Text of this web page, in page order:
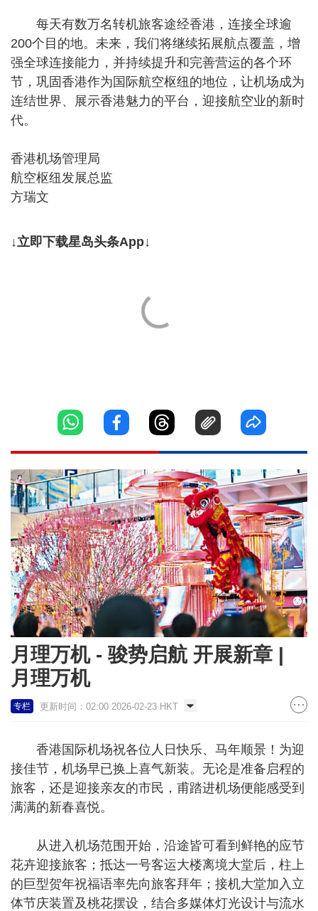
每天有数万名转机旅客途经香港，连接全球逾
200个目的地。未来，我们将继续拓展航点覆盖，增
强全球连接能力，并持续提升和完善营运的各个环
节，巩固香港作为国际航空枢纽的地位，让机场成为
连结世界、展示香港魅力的平台，迎接航空业的新时
代。
香港机场管理局
航空枢纽发展总监
方瑞文
↓立即下载星岛头条App↓
月理万机 - 骏势启航 开展新章 |
月理万机
专栏 更新时间：02:00 2026-02-23 HKT
香港国际机场祝各位人日快乐、马年顺景！为迎
接佳节，机场早已换上喜气新装。无论是准备启程的
旅客，还是迎接亲友的市民，甫踏进机场便能感受到
满满的新春喜悦。
从进入机场范围开始，沿途皆可看到鲜艳的应节
花卉迎接旅客；抵达一号客运大楼离境大堂后，柱上
的巨型贺年祝福语率先向旅客拜年；接机大堂加入立
体节庆装置及桃花摆设，结合多媒体灯光设计与流水